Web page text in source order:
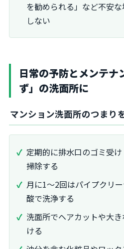
を勧められる」など不安
しない
日常の予防とメンテナ
ず」の洗面所に
マンション洗面所のつまり
定期的に排水口のゴミ受
掃除する
月に1～2回はパイプクリ
酸で洗浄する
洗面所でヘアカットや大
ける